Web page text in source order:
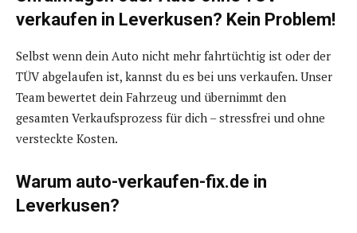
verkaufen in Leverkusen? Kein Problem!
Selbst wenn dein Auto nicht mehr fahrtüchtig ist oder der
TÜV abgelaufen ist, kannst du es bei uns verkaufen. Unser
Team bewertet dein Fahrzeug und übernimmt den
gesamten Verkaufsprozess für dich – stressfrei und ohne
versteckte Kosten.
Warum auto-verkaufen-fix.de in
Leverkusen?